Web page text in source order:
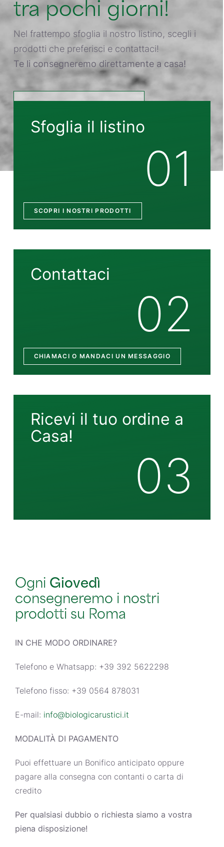
Nel frattempo sfoglia il nostro listino, scegli i
prodotti che preferisci e contattaci!
Te li consegneremo direttamente a casa!
Sfoglia il listino
01
SCOPRI I NOSTRI PRODOTTI
Contattaci
02
CHIAMACI O MANDACI UN MESSAGGIO
Ricevi il tuo ordine a
Casa!
03
Ogni Giovedì
consegneremo i nostri
prodotti su Roma
IN CHE MODO ORDINARE?
Telefono e Whatsapp: +39 392 5622298
Telefono fisso: +39 0564 878031
E-mail: info@biologicarustici.it
MODALITÀ DI PAGAMENTO
Puoi effettuare un Bonifico anticipato oppure
pagare alla consegna con contanti o carta di
credito
Per qualsiasi dubbio o richiesta siamo a vostra
piena disposizione!